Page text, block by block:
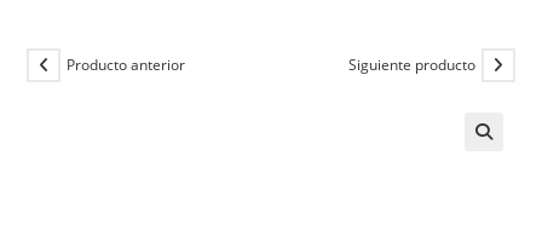
Producto anterior Siguiente producto